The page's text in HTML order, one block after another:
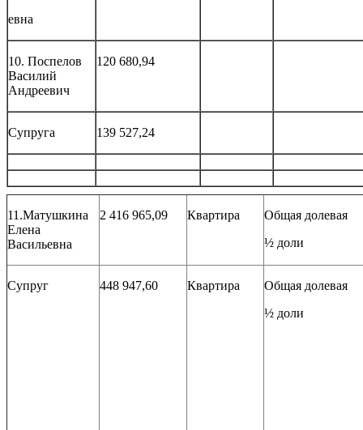
евна
10. Поспелов
Василий
Андреевич
120 680,94
Супруга 139 527,24
11.Матушкина
Елена
Васильевна
2 416 965,09 Квартира
Общая долевая
½ доли
Супруг 448 947,60 Квартира
Общая долевая
½ доли